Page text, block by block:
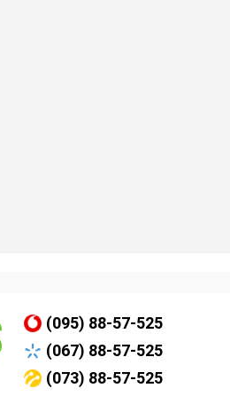
(095) 88-57-525
(067) 88-57-525
(073) 88-57-525